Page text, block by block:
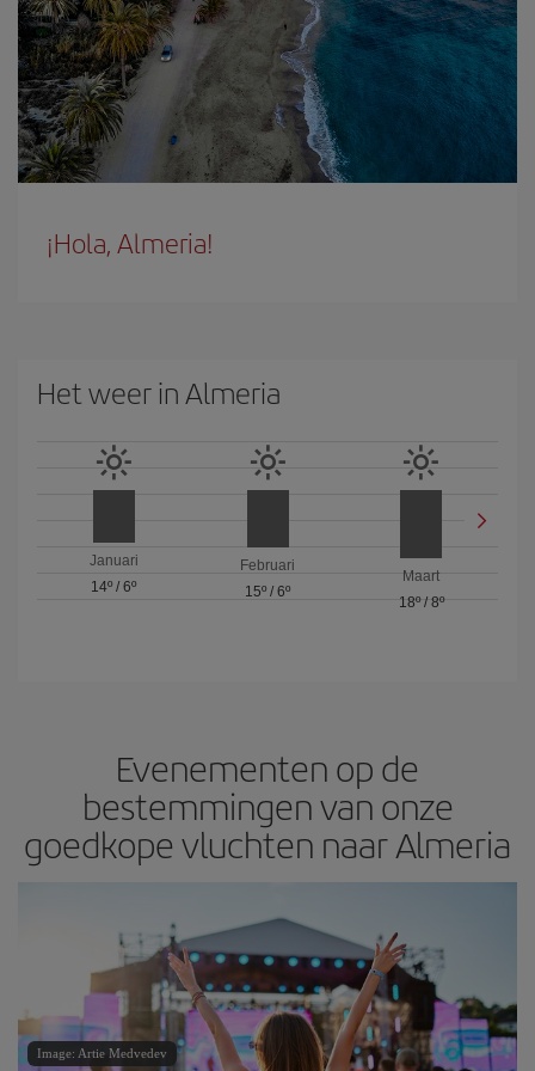
¡Hola, Almeria!
Het weer in Almeria
Januari
14º /6º
Februari
15º / 6º
Maart
18º/ 8º
Evenementen op de
bestemmingen van onze
goedkope vluchten naar Almeria
Image: Artie Medvedev